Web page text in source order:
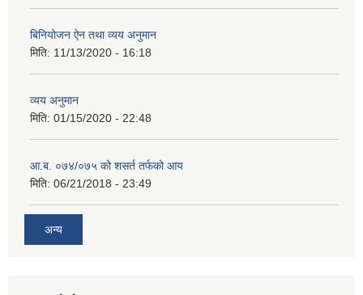
बिनियोजन ऐन तथा व्यय अनुमान
मिति: 11/13/2020 - 16:18
व्यय अनुमान
मिति: 01/15/2020 - 22:48
आ.ब. ०७४/०७५ को शसर्त तर्फको आय
मिति: 06/21/2018 - 23:49
अन्य